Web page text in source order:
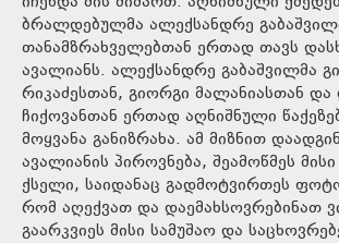
ბრალდებულმა ალექსანდრე
თანამზრახველებთან ერთად თავს
ავალიანს. ალექსანდრე გაბაშვილმა
რიკაძესთან, გიორგი მალანიასთან და
ჩიქოვანთან ერთად აღნიშნული
მოყვანა განიზრახა. ამ მიზნით
ავალიანის პიროვნება, შეამოწმეს
ქსელი, საიდანაც გადმოტვირთეს
რომ აღექვათ და დაემახსოვრებინათ
გაარკვიეს მისი სამუშაო და